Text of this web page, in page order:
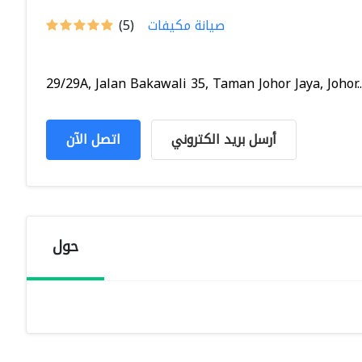
(5) صيانة مكيفات
29/29A, Jalan Bakawali 35, Taman Johor Jaya,
اتصل الآن أرسل بريد الكتروني
حول